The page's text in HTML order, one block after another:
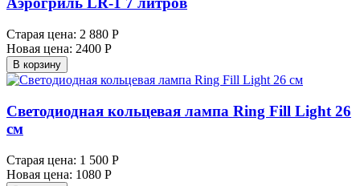
Старая цена: 2 880 Р
Новая цена: 2400 Р
В корзину
Светодиодная кольцевая лампа Ring Fill Light 26
см
Старая цена: 1 500 Р
Новая цена: 1080 Р